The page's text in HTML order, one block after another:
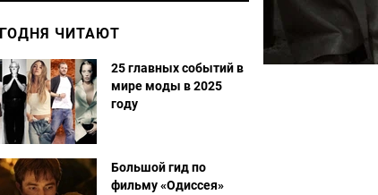
ЧИТАЮТ
25 главных событий в
мире моды в 2025
году
Большой гид по
фильму «Одиссея»